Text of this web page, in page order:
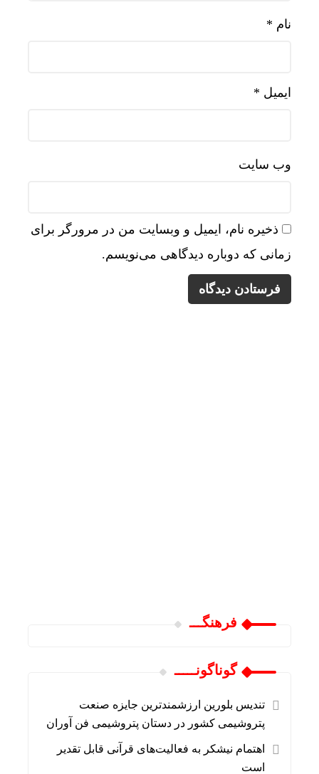
نام *
ایمیل *
وب‌ سایت
ذخیره نام، ایمیل و وبسایت من در مرورگر برای
زمانی که دوباره دیدگاهی می‌نویسم.
فرهنگـــ
گوناگونـــــ
تندیس بلورین ارزشمندترین جایزه صنعت
پتروشیمی کشور در دستان پتروشیمی فن آوران
اهتمام نیشکر به فعالیت‌های قرآنی قابل تقدیر
است